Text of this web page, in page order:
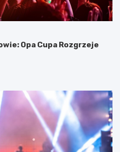
Opa Cupa Rozgrzeje